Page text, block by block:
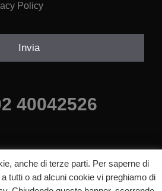
Policy
Invia
40042526
anche di terze parti. Per saperne di
tutti o ad alcuni cookie vi preghiamo di